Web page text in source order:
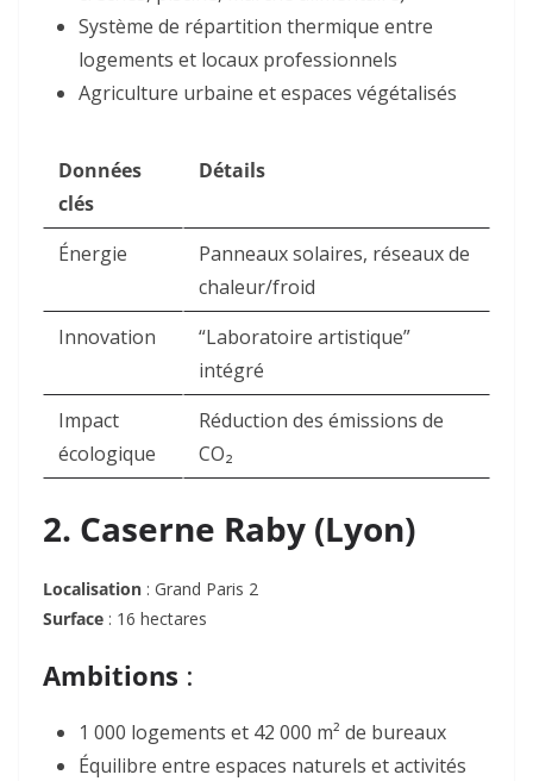
Système de répartition thermique entre
logements et locaux professionnels
Agriculture urbaine et espaces végétalisés
Données
clés
Détails
Énergie
Panneaux solaires, réseaux de
chaleur/froid
Innovation
“Laboratoire artistique”
intégré
Impact
écologique
Réduction des émissions de
CO₂
2. Caserne Raby (Lyon)
Localisation : Grand Paris 2
Surface : 16 hectares
Ambitions :
1 000 logements et 42 000 m² de bureaux
Équilibre entre espaces naturels et activités